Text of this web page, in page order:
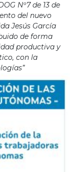
Nº7 de 13 de
del nuevo
Jesús García
de forma
productiva y
con la